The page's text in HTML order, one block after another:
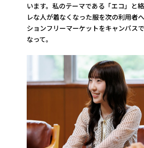
います。私のテーマである「エコ」と
レな人が着なくなった服を次の利用者
ションフリーマーケットをキャンパス
なって。